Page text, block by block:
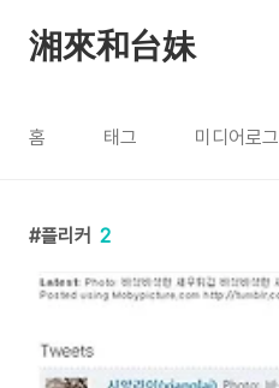
湘來和台妹
홈 태그 미디어로그
플리커 2